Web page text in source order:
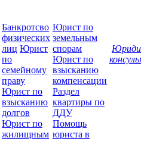
Банкротсво
физических
лиц Юрист
по
семейному
праву
Юрист по
взысканию
долгов
Юрист по
жилищным
Юрист по
земельным
спорам
Юрист по
взысканию
компенсации
Раздел
квартиры по
ДДУ
Помощь
юриста в